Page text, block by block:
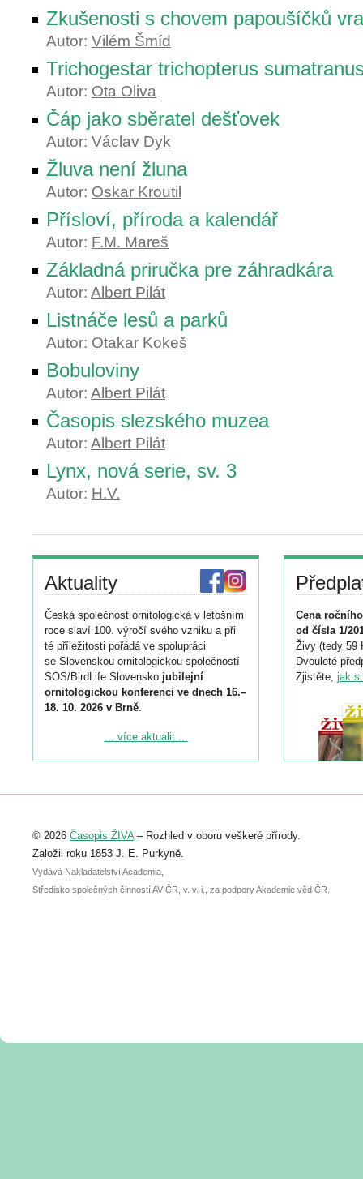
Zkušenosti s chovem papoušíčků
Autor: Vilém Šmíd
Trichogestar trichopterus
Autor: Ota Oliva
Čáp jako sběratel dešťovek
Autor: Václav Dyk
Žluva není žluna
Autor: Oskar Kroutil
Přísloví, příroda a kalendář
Autor: F.M. Mareš
Základná priručka pre záhradkára
Autor: Albert Pilát
Listnáče lesů a parků
Autor: Otakar Kokeš
Bobuloviny
Autor: Albert Pilát
Časopis slezského muzea
Autor: Albert Pilát
Lynx, nová serie, sv. 3
Autor: H.V.
Aktuality
Česká společnost ornitologická v letošním
roce slaví 100. výročí svého vzniku a při
té příležitosti pořádá ve spolupráci
se Slovenskou ornitologickou společností
SOS/BirdLife Slovensko jubilejní
ornitologickou konferenci ve dnech 16.–
18. 10. 2026 v Brně.
Podrobnější informace ke konferenci
Registrovat se můžete do 6. září.
abstraktu přihlášené přednášky nebo
posteru je už 30. června.
... více aktualit ...
Cena
od čísla 1/
Živy (tedy 59
Dvouleté
Zjistěte, jak
© 2026 Časopis ŽIVA– Rozhled v oboru veškeré přírody.
Založil roku 1853 J. E. Purkyně.
Vydává Nakladatelství Academia,
Středisko společných činností AV ČR, v. v. i., za podpory Akademie věd ČR.